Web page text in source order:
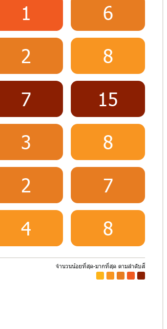
1
6
2
8
7
15
3
8
2
7
4 8
จำนวนน้อยที่สุด-มากที่สุด ตามลำดับสี